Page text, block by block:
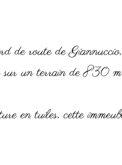
de route de
sur un terrain de 830
en tuiles, cette